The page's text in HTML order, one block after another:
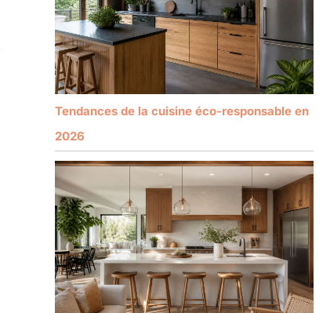
Tendances de la cuisine éco-responsable en
2026